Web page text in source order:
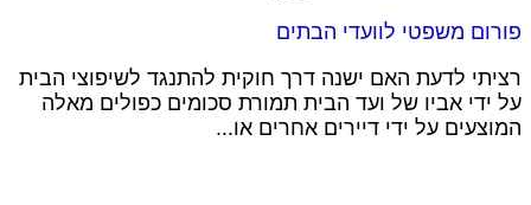
פורום משפטי לוועדי הבתים
רציתי לדעת האם ישנה דרך חוקית להתנגד לשיפוצי הבית
על ידי אביו של ועד הבית תמורת סכומים כפולים מאלה
המוצעים על ידי דיירים אחרים או...